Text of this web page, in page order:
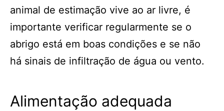
animal de estimação vive ao ar livre, é
importante verificar regularmente se o
abrigo está em boas condições e se não
há sinais de infiltração de água ou vento.
Alimentação adequada